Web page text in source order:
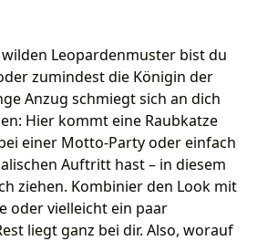
Leopardenmuster bist du
zumindest die Königin der
Anzug schmiegt sich an dich
Hier kommt eine Raubkatze
einer Motto-Party oder einfach
Auftritt hast – in diesem
ziehen. Kombinier den Look mit
oder vielleicht ein paar
liegt ganz bei dir. Also, worauf